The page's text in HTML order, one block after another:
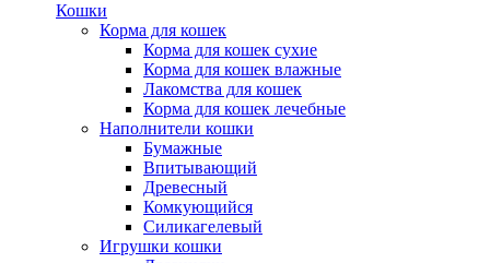
Кошки
Корма для кошек
Корма для кошек сухие
Корма для кошек влажные
Лакомства для кошек
Корма для кошек лечебные
Наполнители кошки
Бумажные
Впитывающий
Древесный
Комкующийся
Силикагелевый
Игрушки кошки